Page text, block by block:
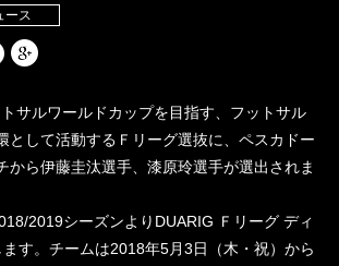
ース
サルワールドカップを目指す、フットサル
として活動するＦリーグ選抜に、ペスカドー
から伊藤圭汰選手、漆原玲選手が選出されま
2019シーズンよりDUARIG Ｆリーグ ディ
す。チームは2018年5月3日（木・祝）から